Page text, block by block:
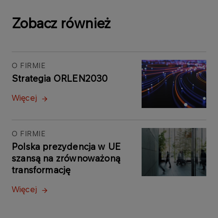
Zobacz również
O FIRMIE
Strategia ORLEN2030
Więcej
O FIRMIE
Polska prezydencja w UE
szansą na zrównoważoną
transformację
Więcej